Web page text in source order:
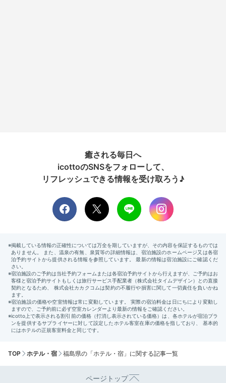
癒される毎日へ
icottoのSNSをフォローして、
リフレッシュできる情報を受け取ろう♪
TOP ホテル・宿 福島県の「ホテル・宿」に関する記事一覧
ページトップ